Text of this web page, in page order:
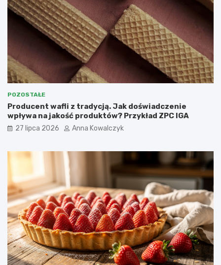
POZOSTAŁE
Producent wafli z tradycją. Jak doświadczenie
wpływa na jakość produktów? Przykład ZPC IGA
27 lipca 2026 Anna Kowalczyk